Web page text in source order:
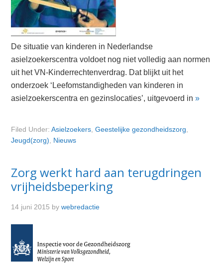
De situatie van kinderen in Nederlandse
asielzoekerscentra voldoet nog niet volledig aan normen
uit het VN-Kinderrechtenverdrag. Dat blijkt uit het
onderzoek ‘Leefomstandigheden van kinderen in
asielzoekerscentra en gezinslocaties’, uitgevoerd in»
Filed Under:Asielzoekers ,Geestelijke gezondheidszorg
Jeugd(zorg)
Nieuws
Zorg werkt hard aan terugdringen
vrijheidsbeperking
14 juni 2015 bywebredactie